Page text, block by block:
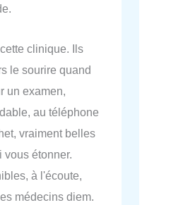
clinique. Ils
le sourire quand
un examen,
au téléphone
vraiment belles
vous étonner.
à l'écoute,
médecins diem.